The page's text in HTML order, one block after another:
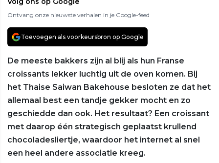
Ontvang onze nieuwste verhalen in je Google-feed
Toevoegen als voorkeursbron op Google
De meeste bakkers zijn al blij als hun Franse
croissants lekker luchtig uit de oven komen. Bij
het Thaise Saiwan Bakehouse besloten ze dat het
allemaal best een tandje gekker mocht en zo
geschiedde dan ook. Het resultaat? Een croissant
met daarop één strategisch geplaatst krullend
chocoladesliertje, waardoor het internet al snel
een heel andere associatie kreeg.